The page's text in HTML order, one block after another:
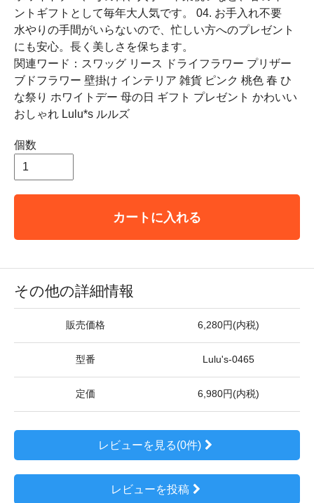
ントギフトとして毎年大人気です。 04. お手入れ不要
水やりの手間がいらないので、忙しい方へのプレゼント
にも安心。長く美しさを保ちます。
関連ワード：スワッグ リース ドライフラワー プリザー
ブドフラワー 壁掛け インテリア 雑貨 ピンク 桃色 春 ひ
な祭り ホワイトデー 母の日 ギフト プレゼント かわいい
おしゃれ Lulu*s ルルズ
個数
カートに入れる
その他の詳細情報
販売価格 6,280円(内税)
型番 Lulu's-0465
定価 6,980円(内税)
レビューを見る(0件)
レビューを投稿